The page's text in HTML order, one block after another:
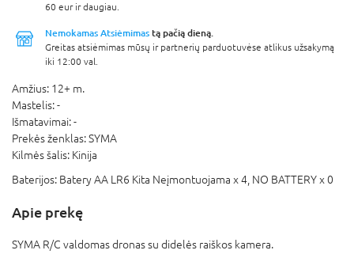
60 eur ir daugiau.
Nemokamas Atsiėmimas tą pačią dieną.
Greitas atsiėmimas mūsų ir partnerių parduotuvėse atlikus užsakymą
iki 12:00 val.
Amžius: 12+ m.
Mastelis:-
Išmatavimai:-
Prekės ženklas:SYMA
Kilmės šalis: Kinija
Baterijos: Batery AA LR6 Kita Neįmontuojama x 4, NO BATTERY x 0
Apie prekę
SYMA R/C valdomas dronas su didelės raiškos kamera.